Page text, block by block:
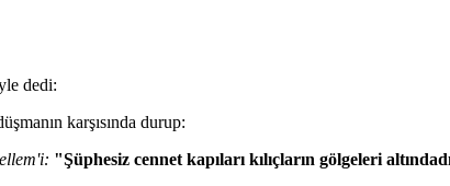
dedi:
karşısında durup:
"Şüphesiz cennet kapıları kılıçların gölgeleri